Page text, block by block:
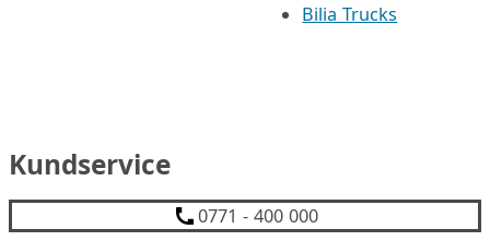
Bilia Trucks
Kundservice
0771 - 400 000